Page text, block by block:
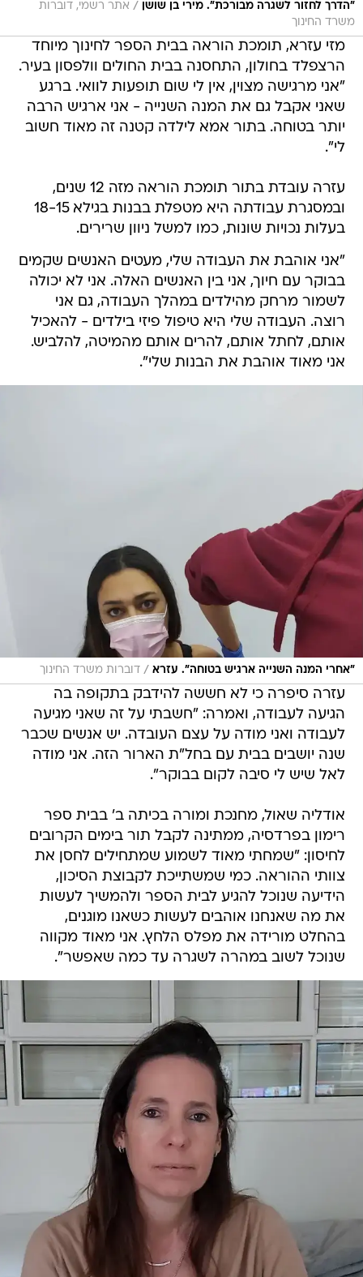
"הדרך לחזור לשגרה מבורכת". מירי בן שושן / אתר רשמי, דוברות
משרד החינוך
מזי עזרא, תומכת הוראה בבית הספר לחינוך מיוחד
הרצפלד בחולון, התחסנה בבית החולים וולפסון בעיר.
"אני מרגישה מצוין, אין לי שום תופעות לוואי. ברגע
שאני אקבל גם את המנה השנייה - אני ארגיש הרבה
יותר בטוחה. בתור אמא לילדה קטנה זה מאוד חשוב
לי".
עזרה עובדת בתור תומכת הוראה מזה 12 שנים,
ובמסגרת עבודתה היא מטפלת בבנות בגילא 18-15
בעלות נכויות שונות, כמו למשל ניוון שרירים.
"אני אוהבת את העבודה שלי, מעטים האנשים שקמים
בבוקר עם חיוך, אני בין האנשים האלה. אני לא יכולה
לשמור מרחק מהילדים במהלך העבודה, גם אני
רוצה. העבודה שלי היא טיפול פיזי בילדים - להאכיל
אותם, לחתל אותם, להרים אותם מהמיטה, להלביש.
אני מאוד אוהבת את הבנות שלי".
"אחרי המנה השנייה ארגיש בטוחה". עזרא / דוברות משרד החינוך
עזרה סיפרה כי לא חששה להידבק בתקופה בה
הגיעה לעבודה, ואמרה: "חשבתי על זה שאני מגיעה
לעבודה ואני מודה על עצם העובדה. יש אנשים שכבר
שנה יושבים בבית עם בחל"ת הארור הזה. אני מודה
לאל שיש לי סיבה לקום בבוקר".
אודליה שאול, מחנכת ומורה בכיתה ב' בבית ספר
רימון בפרדסיה, ממתינה לקבל תור בימים הקרובים
לחיסון: "שמחתי מאוד לשמוע שמתחילים לחסן את
צוותי ההוראה. כמי שמשתייכת לקבוצת הסיכון,
הידיעה שנוכל להגיע לבית הספר ולהמשיך לעשות
את מה שאנחנו אוהבים לעשות כשאנו מוגנים,
בהחלט מורידה את מפלס הלחץ. אני מאוד מקווה
שנוכל לשוב במהרה לשגרה עד כמה שאפשר".